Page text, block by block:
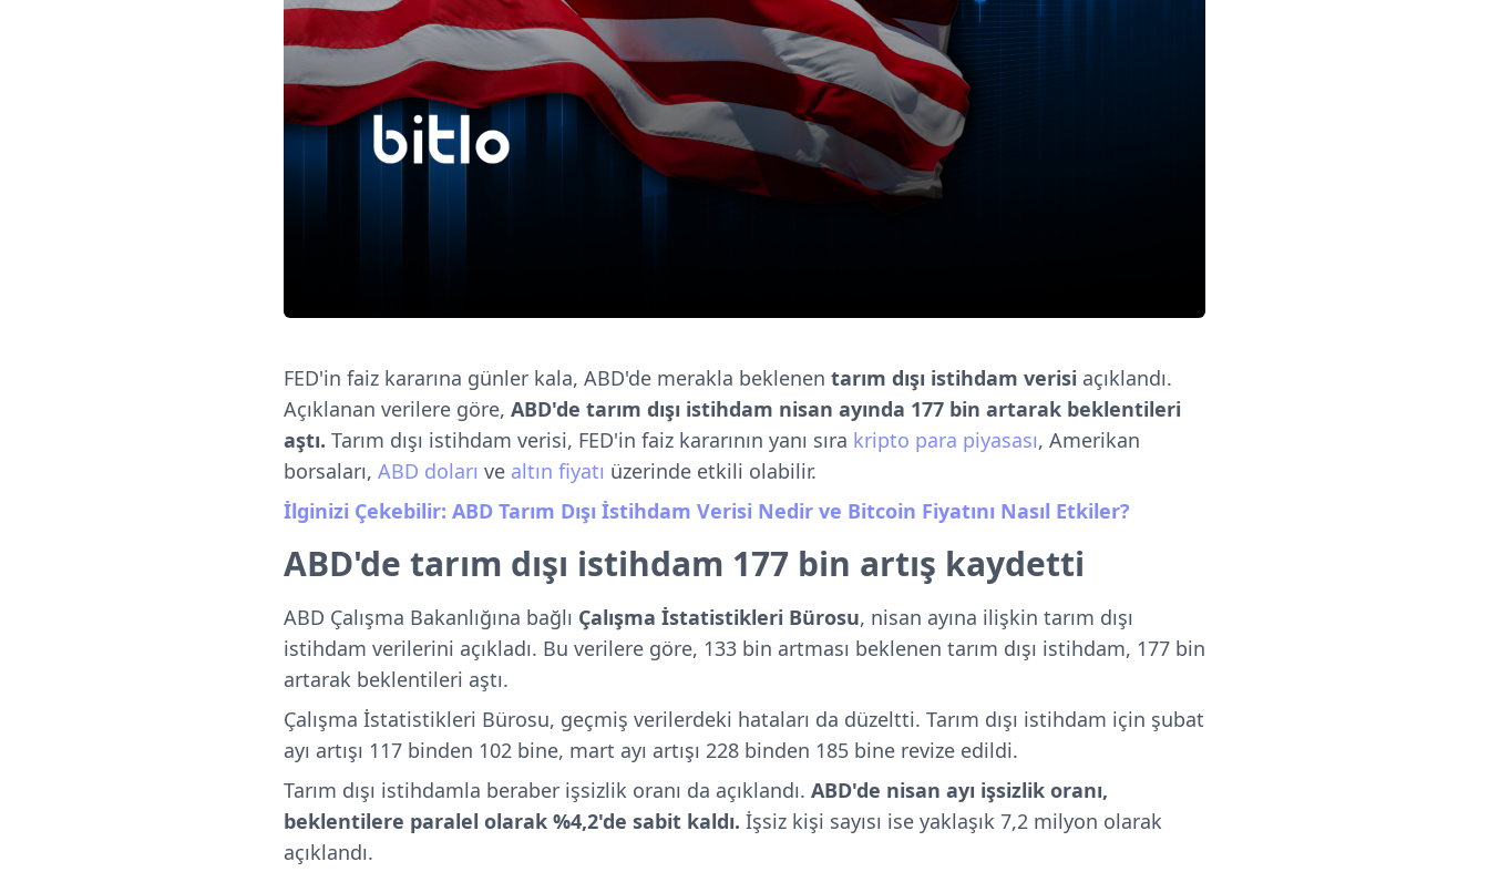
FED'in faiz kararına günler kala, ABD'de merakla beklenen tarım dışı istihdam verisi açıklandı.
Açıklanan verilere göre, ABD'de tarım dışı istihdam nisan ayında 177 bin artarak beklentileri
aştı. Tarım dışı istihdam verisi, FED'in faiz kararının yanı sıra kripto para piyasası, Amerikan
borsaları, ABD doları ve altın fiyatı üzerinde etkili olabilir.
İlginizi Çekebilir: ABD Tarım Dışı İstihdam Verisi Nedir ve Bitcoin Fiyatını Nasıl Etkiler?
ABD'de tarım dışı istihdam 177 bin artış kaydetti
ABD Çalışma Bakanlığına bağlı Çalışma İstatistikleri Bürosu, nisan ayına ilişkin tarım dışı
istihdam verilerini açıkladı. Bu verilere göre, 133 bin artması beklenen tarım dışı istihdam, 177 bin
artarak beklentileri aştı.
Çalışma İstatistikleri Bürosu, geçmiş verilerdeki hataları da düzeltti. Tarım dışı istihdam için şubat
ayı artışı 117 binden 102 bine, mart ayı artışı 228 binden 185 bine revize edildi.
Tarım dışı istihdamla beraber işsizlik oranı da açıklandı. ABD'de nisan ayı işsizlik oranı,
beklentilere paralel olarak %4,2'de sabit kaldı. İşsiz kişi sayısı ise yaklaşık 7,2 milyon olarak
açıklandı.